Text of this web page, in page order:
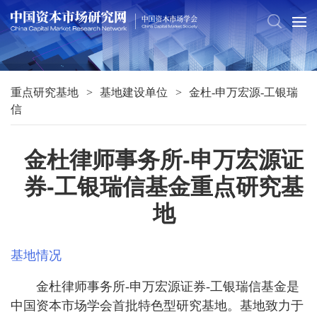
重点研究基地 基地建设单位
金杜-申万宏源-工银瑞
信
金杜律师事务所-申万宏源证
券-工银瑞信基金重点研究基
地
基地情况
金杜律师事务所-申万宏源证券-工银瑞信基金是
中国资本市场学会首批特色型研究基地。基地致力于